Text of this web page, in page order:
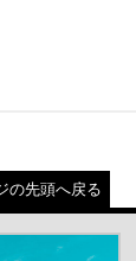
の先頭へ戻る